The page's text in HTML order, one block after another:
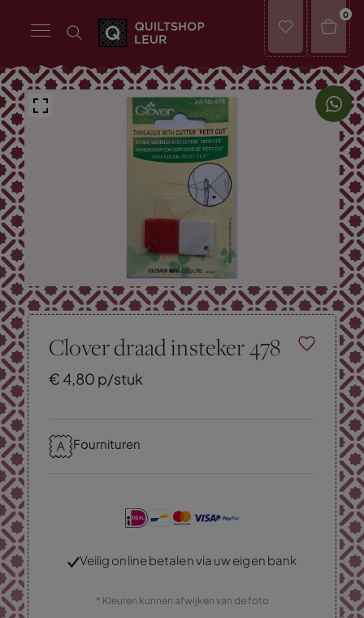
0
Clover draad insteker 478
€ 4,80 p/stuk
Fournituren
Veilig online betalen via uw eigen bank
* Kleuren kunnen afwijken van de foto